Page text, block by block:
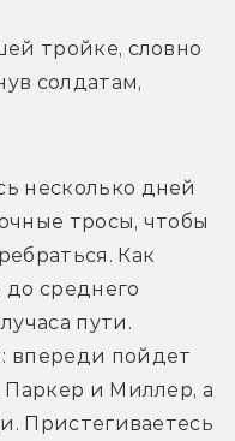
тройке, словно
солдатам,
несколько дней
тросы, чтобы
Как
среднего
пути.
впереди пойдет
Паркер и Миллер, а
Пристегиваетесь